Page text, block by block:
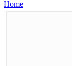
Home